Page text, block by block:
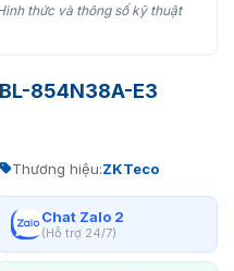
thức và thông số kỹ thuật
854N38A-E3
Thương hiệu:ZKTeco
Chat Zalo 2
(Hỗ trợ 24/7)